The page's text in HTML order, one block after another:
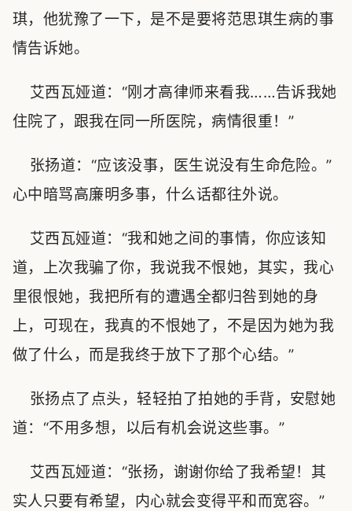
琪，他犹豫了一下，是不是要将范思琪生病的事
情告诉她。
艾西瓦娅道：“刚才高律师来看我……告诉我她
住院了，跟我在同一所医院，病情很重！”
张扬道：“应该没事，医生说没有生命危险。”
心中暗骂高廉明多事，什么话都往外说。
艾西瓦娅道：“我和她之间的事情，你应该知
道，上次我骗了你，我说我不恨她，其实，我心
里很恨她，我把所有的遭遇全都归咎到她的身
上，可现在，我真的不恨她了，不是因为她为我
做了什么，而是我终于放下了那个心结。”
张扬点了点头，轻轻拍了拍她的手背，安慰她
道：“不用多想，以后有机会说这些事。”
艾西瓦娅道：“张扬，谢谢你给了我希望！其
实人只要有希望，内心就会变得平和而宽容。”